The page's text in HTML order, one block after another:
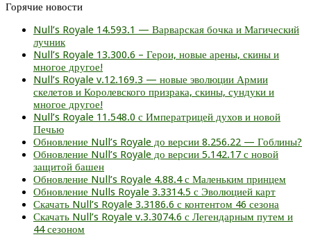
Горячие новости
Null’s Royale 14.593.1 — Варварская бочка и Магический
лучник
Null’s Royale 13.300.6 – Герои, новые арены, скины и
многое другое!
Null’s Royale v.12.169.3 — новые эволюции Армии
скелетов и Королевского призрака, скины, сундуки и
многое другое!
Null’s Royale 11.548.0 с Императрицей духов и новой
Печью
Обновление Null’s Royale до версии 8.256.22 — Гоблины?
Обновление Null’s Royale до версии 5.142.17 с новой
защитой башен
Обновление Null’s Royale 4.88.4 с Маленьким принцем
Обновление Nulls Royale 3.3314.5 с Эволюцией карт
Скачать Null’s Royale 3.3186.6 с контентом 46 сезона
Скачать Null’s Royale v.3.3074.6 с Легендарным путем и
44 сезоном